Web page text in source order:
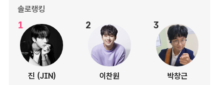
솔로랭킹
1
진 (JIN)
2
이찬원
3
박창근